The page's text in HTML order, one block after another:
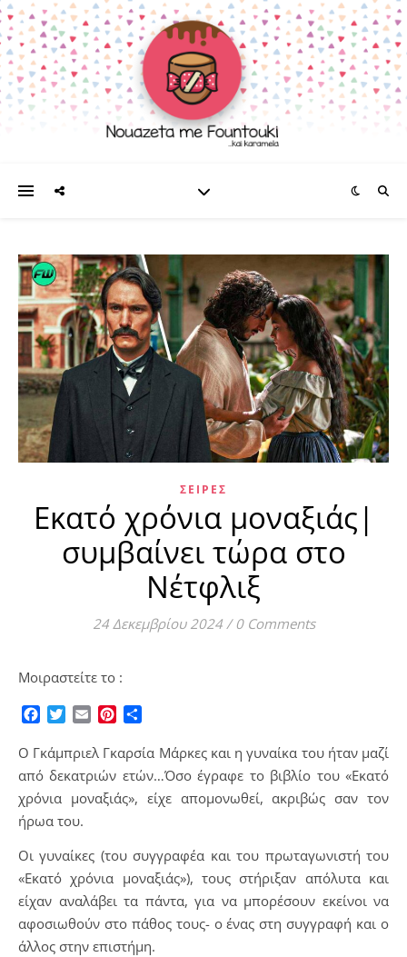
ΣΕΙΡΈΣ
Εκατό χρόνια μοναξιάς|
συμβαίνει τώρα στο
Νέτφλιξ
24 Δεκεμβρίου 2024 / 0 Comments
Μοιραστείτε το :
Facebook
TwitterEmailPinterest
Ο Γκάμπριελ Γκαρσία Μάρκες και η γυναίκα του ήταν μαζί
από δεκατριών ετών…Όσο έγραφε το βιβλίο του «Εκατό
χρόνια μοναξιάς», είχε απομονωθεί, ακριβώς σαν τον
ήρωα του.
Οι γυναίκες (του συγγραφέα και του πρωταγωνιστή του
«Εκατό χρόνια μοναξιάς»), τους στήριξαν απόλυτα και
είχαν αναλάβει τα πάντα, για να μπορέσουν εκείνοι να
αφοσιωθούν στο πάθος τους- ο ένας στη συγγραφή και ο
άλλος στην επιστήμη.